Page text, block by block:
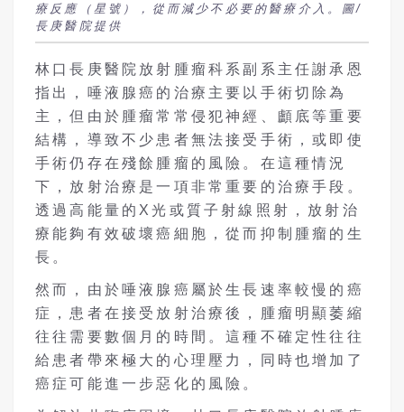
療反應（星號），從而減少不必要的醫療介入。圖/
長庚醫院提供
林口長庚醫院放射腫瘤科系副系主任謝承恩
指出，唾液腺癌的治療主要以手術切除為
主，但由於腫瘤常常侵犯神經、顱底等重要
結構，導致不少患者無法接受手術，或即使
手術仍存在殘餘腫瘤的風險。在這種情況
下，放射治療是一項非常重要的治療手段。
透過高能量的X光或質子射線照射，放射治
療能夠有效破壞癌細胞，從而抑制腫瘤的生
長。
然而，由於唾液腺癌屬於生長速率較慢的癌
症，患者在接受放射治療後，腫瘤明顯萎縮
往往需要數個月的時間。這種不確定性往往
給患者帶來極大的心理壓力，同時也增加了
癌症可能進一步惡化的風險。